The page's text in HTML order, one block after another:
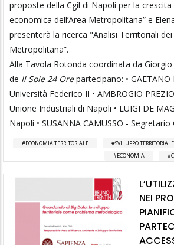
proposte della Cgil di Napoli per la crescita
economica dell’Area Metropolitana” e
presenterà la ricerca "Analisi Territoriali dei
Metropolitana”.
Alla Tavola Rotonda coordinata da
de Il Sole 24 Orepartecipano: •
Università Federico II • AMBROGIO
Unione Industriali di Napoli • LUIGI DE
Napoli • SUSANNA CAMUSSO - Segretario
ECONOMIA TERRITORIALE SVILUPPO TERRITORIALE
ECONOMIA
NEI